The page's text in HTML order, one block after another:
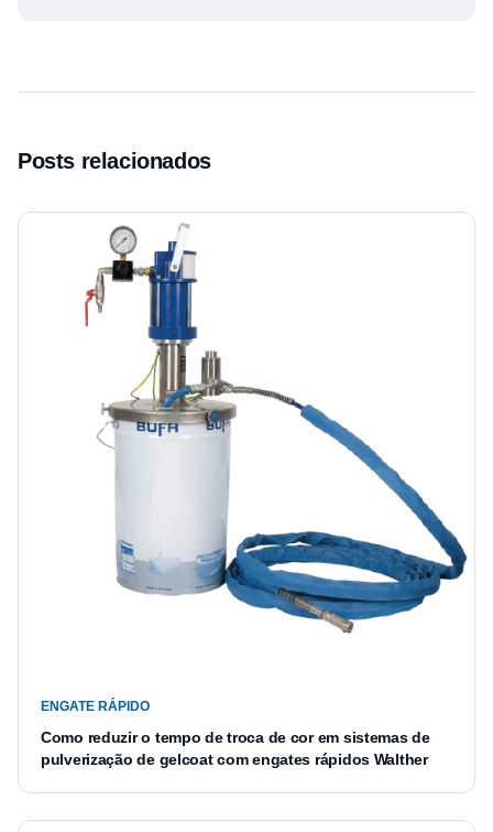
Posts relacionados
ENGATE RÁPIDO
Como reduzir o tempo de troca de cor em sistemas de
pulverização de gelcoat com engates rápidos Walther